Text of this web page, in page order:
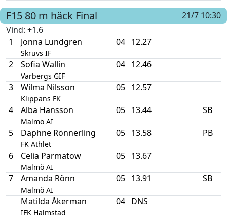
F15 80 m häck Final
21/7 10:30
Vind: +1.6
1
Jonna Lundgren
Skruvs IF
04 12.27
2 Sofia Wallin
Varbergs GIF
04 12.46
3 Wilma Nilsson
Klippans FK
05 12.57
4 Alba Hansson
Malmö AI
05 13.44 SB
5 Daphne Rönnerling
FK Athlet
05 13.58 PB
6 Celia Parmatow
Malmö AI
05 13.67
7 Amanda Rönn
Malmö AI
05 13.91 SB
Matilda Åkerman
IFK Halmstad
04 DNS